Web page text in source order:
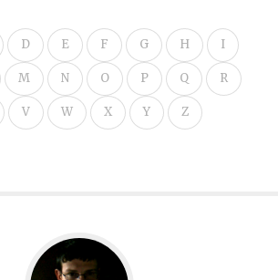
D E F G H I
M N O P Q R
V W X Y Z